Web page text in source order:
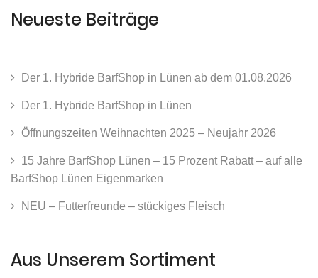
Neueste Beiträge
Der 1. Hybride BarfShop in Lünen ab dem 01.08.2026
Der 1. Hybride BarfShop in Lünen
Öffnungszeiten Weihnachten 2025 – Neujahr 2026
15 Jahre BarfShop Lünen – 15 Prozent Rabatt – auf alle
BarfShop Lünen Eigenmarken
NEU – Futterfreunde – stückiges Fleisch
Aus Unserem Sortiment